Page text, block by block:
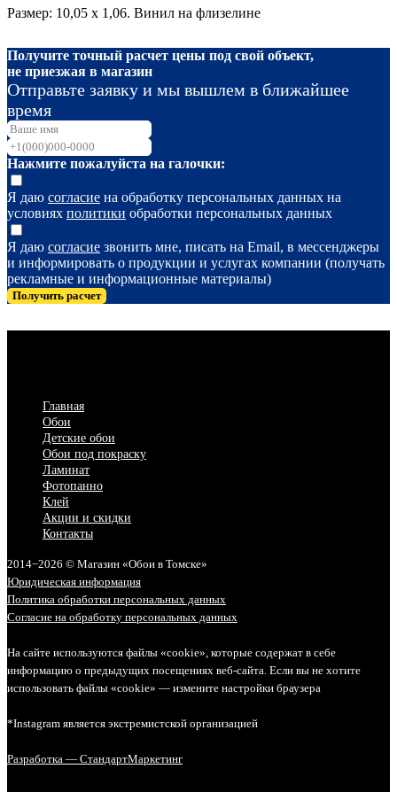
Размер: 10,05 х 1,06. Винил на флизелине
Получите точный расчет цены под свой объект,
не приезжая в магазин
Отправьте заявку и мы вышлем в ближайшее
время
Нажмите пожалуйста на галочки:
Я даю согласие на обработку персональных данных на
условиях политики обработки персональных данных
Я даю согласие звонить мне, писать на Email, в мессенджеры
и информировать о продукции и услугах компании (получать
рекламные и информационные материалы)
Получить расчет
Главная
Обои
Детские обои
Обои под покраску
Ламинат
Фотопанно
Клей
Акции и скидки
Контакты
2014−2026 © Магазин «Обои в Томске»
Юридическая информация
Политика обработки персональных данных
Согласие на обработку персональных данных
На сайте используются файлы «cookie», которые содержат в себе
информацию о предыдущих посещениях веб-сайта. Если вы не хотите
использовать файлы «cookie» — измените настройки браузера
*Instagram является экстремистской организацией
Разработка — СтандартМаркетинг